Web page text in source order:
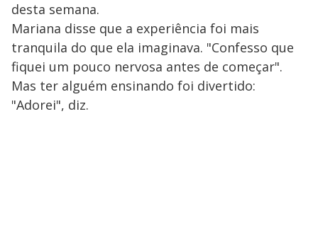
desta semana.
Mariana disse que a experiência foi mais
tranquila do que ela imaginava. "Confesso que
fiquei um pouco nervosa antes de começar".
Mas ter alguém ensinando foi divertido:
"Adorei", diz.